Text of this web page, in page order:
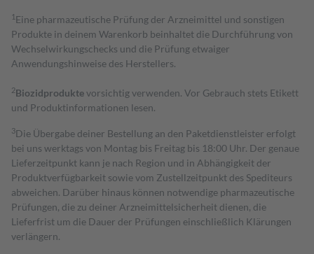
1 Eine pharmazeutische Prüfung der Arzneimittel und sonstigen
Produkte in deinem Warenkorb beinhaltet die Durchführung von
Wechselwirkungschecks und die Prüfung etwaiger
Anwendungshinweise des Herstellers.
2Biozidproduktevorsichtig verwenden. Vor Gebrauch stets Etikett
und Produktinformationen lesen.
3Die Übergabe deiner Bestellung an den Paketdienstleister erfolgt
bei uns werktags von Montag bis Freitag bis 18:00 Uhr. Der genaue
Lieferzeitpunkt kann je nach Region und in Abhängigkeit der
Produktverfügbarkeit sowie vom Zustellzeitpunkt des Spediteurs
abweichen. Darüber hinaus können notwendige pharmazeutische
Prüfungen, die zu deiner Arzneimittelsicherheit dienen, die
Lieferfrist um die Dauer der Prüfungen einschließlich Klärungen
verlängern.